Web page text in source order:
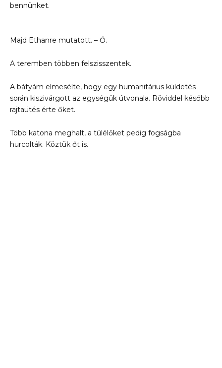
bennünket.
Majd Ethanre mutatott. – Ő.
A teremben többen felszisszentek.
A bátyám elmesélte, hogy egy humanitárius küldetés
során kiszivárgott az egységük útvonala. Röviddel később
rajtaütés érte őket.
Több katona meghalt, a túlélőket pedig fogságba
hurcolták. Köztük őt is.